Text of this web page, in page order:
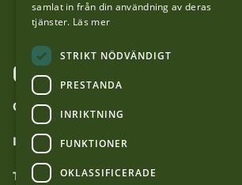
YouTube
OM WEBBPLATSEN
Om forvaltaren.se
Inställningar för cookies
Tillgänglighetsredogörelse
samlat in från din användning av deras
tjänster. Läs mer
STRIKT NÖDVÄNDIGT
PRESTANDA
INRIKTNING
FUNKTIONER
OKLASSIFICERADE